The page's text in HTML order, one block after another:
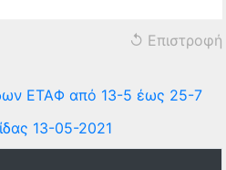
↺ Επιστροφή
ΕΤΑΦ από 13-5 έως 25-7
13-05-2021